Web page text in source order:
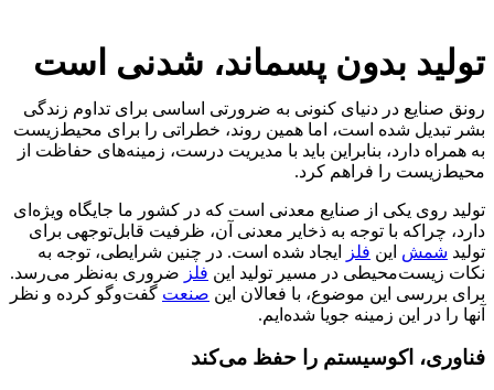
تولید بدون پسماند، شدنی است
رونق صنایع در دنیای کنونی به ضرورتی اساسی برای تداوم زندگی
بشر تبدیل شده است، اما همین روند، خطراتی را برای محیط‌زیست
به همراه دارد، بنابراین باید با مدیریت درست، زمینه‌های حفاظت از
محیط‌زیست را فراهم کرد.
تولید روی یکی از صنایع معدنی است که در کشور ما جایگاه ویژه‌ای
دارد، چراکه با توجه به ذخایر معدنی آن، ظرفیت قابل‌توجهی برای
تولید شمش این فلز
ایجاد شده است. در چنین شرایطی، توجه به
نکات زیست‌محیطی در مسیر تولید این فلز ضروری به‌نظر می‌رسد.
برای بررسی این موضوع، با فعالان این صنعت گفت‌وگو کرده و نظر
آنها را در این زمینه جویا شده‌ایم.
فناوری، اکوسیستم را حفظ می‌کند